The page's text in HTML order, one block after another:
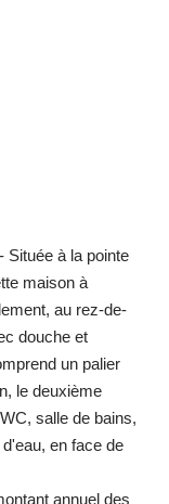
à la pointe
maison à
au rez-de-
douche et
un palier
le deuxième
salle de bains,
en face de
annuel des